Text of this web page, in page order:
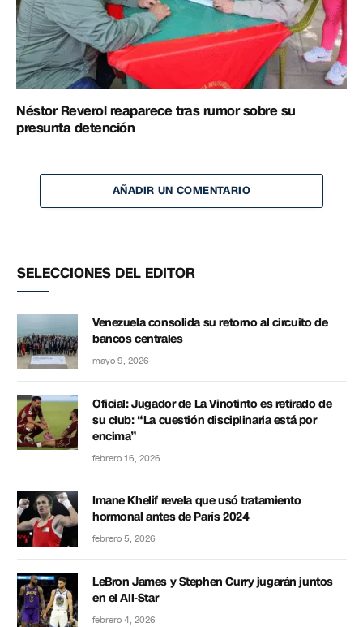
Néstor Reverol reaparece tras rumor sobre su
presunta detención
AÑADIR UN COMENTARIO
SELECCIONES DEL EDITOR
Venezuela consolida su retorno al circuito de
bancos centrales
mayo 9, 2026
Oficial: Jugador de La Vinotinto es retirado de
su club: “La cuestión disciplinaria está por
encima”
febrero 16, 2026
Imane Khelif revela que usó tratamiento
hormonal antes de París 2024
febrero 5, 2026
LeBron James y Stephen Curry jugarán juntos
en el All-Star
febrero 4, 2026